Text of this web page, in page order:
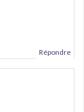
Répondre